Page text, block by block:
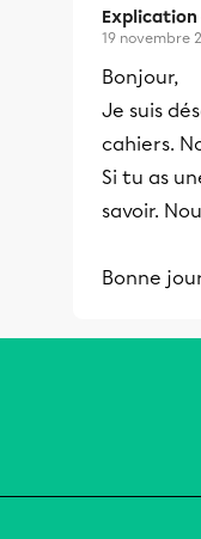
Explication
19 novembre
Bonjour,
Je suis
cahiers.
Si tu as
savoir.
Bonne